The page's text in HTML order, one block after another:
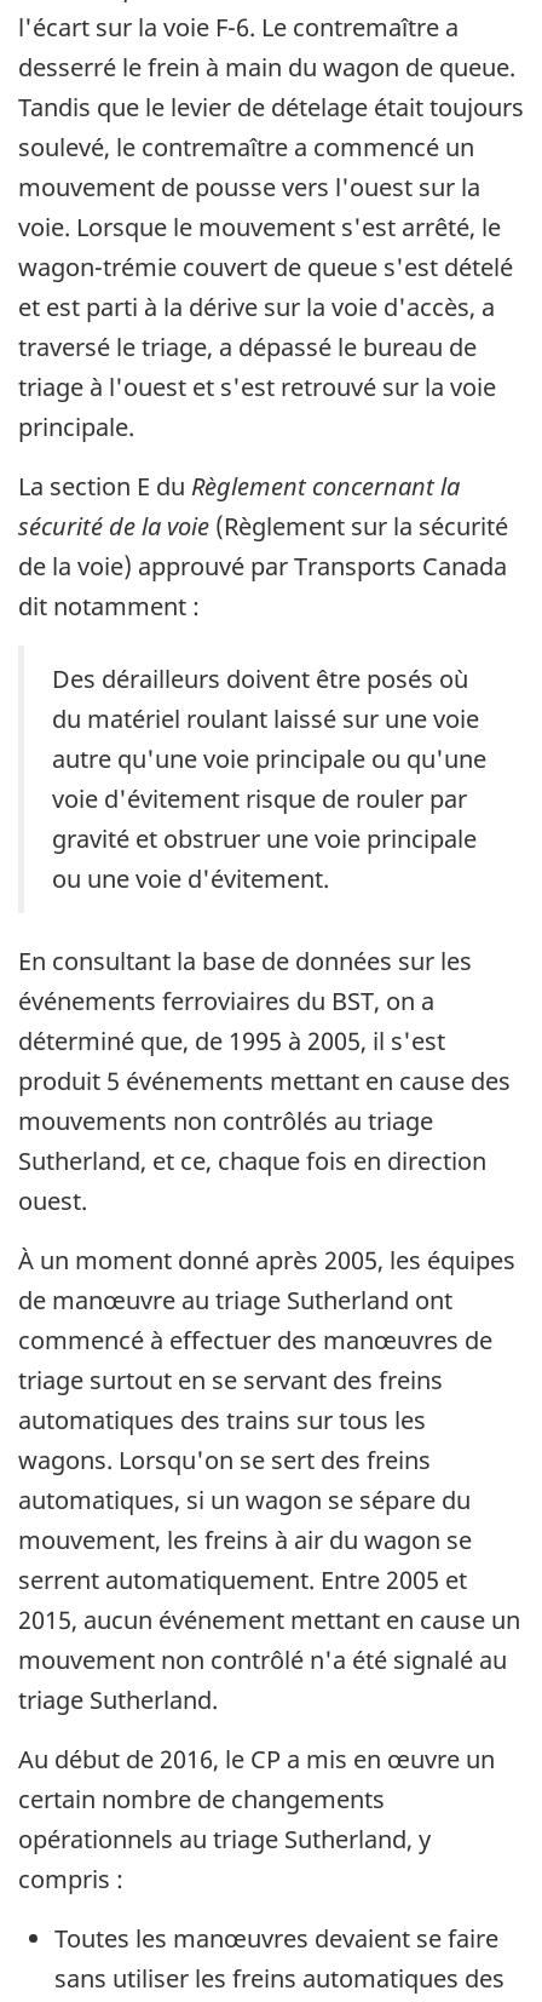
l'écart sur la voie F-6. Le contremaître a
desserré le frein à main du wagon de queue.
Tandis que le levier de dételage était toujours
soulevé, le contremaître a commencé un
mouvement de pousse vers l'ouest sur la
voie. Lorsque le mouvement s'est arrêté, le
wagon-trémie couvert de queue s'est dételé
et est parti à la dérive sur la voie d'accès, a
traversé le triage, a dépassé le bureau de
triage à l'ouest et s'est retrouvé sur la voie
principale.
La section E du Règlement concernant la
sécurité de la voie (Règlement sur la sécurité
de la voie) approuvé par Transports Canada
dit notamment :
Des dérailleurs doivent être posés où
du matériel roulant laissé sur une voie
autre qu'une voie principale ou qu'une
voie d'évitement risque de rouler par
gravité et obstruer une voie principale
ou une voie d'évitement.
En consultant la base de données sur les
événements ferroviaires du BST, on a
déterminé que, de 1995 à 2005, il s'est
produit 5 événements mettant en cause des
mouvements non contrôlés au triage
Sutherland, et ce, chaque fois en direction
ouest.
À un moment donné après 2005, les équipes
de manœuvre au triage Sutherland ont
commencé à effectuer des manœuvres de
triage surtout en se servant des freins
automatiques des trains sur tous les
wagons. Lorsqu'on se sert des freins
automatiques, si un wagon se sépare du
mouvement, les freins à air du wagon se
serrent automatiquement. Entre 2005 et
2015, aucun événement mettant en cause un
mouvement non contrôlé n'a été signalé au
triage Sutherland.
Au début de 2016, le CP a mis en œuvre un
certain nombre de changements
opérationnels au triage Sutherland, y
compris :
Toutes les manœuvres devaient se faire
sans utiliser les freins automatiques des